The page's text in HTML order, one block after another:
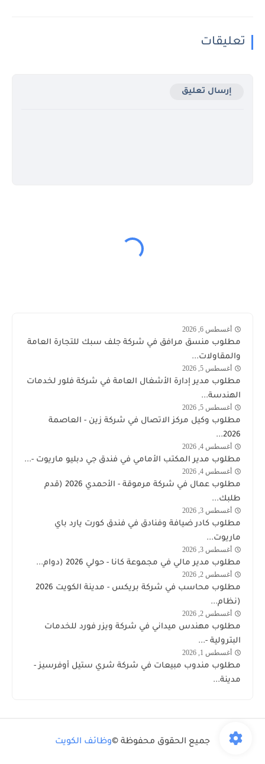
تعليقات
إرسال تعليق
وظائف
أغسطس 6, 2026
مطلوب منسق مرافق في شركة جلف سبك للتجارة العامة
والمقاولات...
وظائف
أغسطس 5, 2026
مطلوب مدير إدارة الأشغال العامة في شركة فلور لخدمات
الهندسة...
توظيف
أغسطس 5, 2026
مطلوب وكيل مركز الاتصال في شركة زين - العاصمة
2026...
وظائف
الكويت
اليوم
أغسطس 4, 2026
مطلوب مدير المكتب الأمامي في فندق جي دبليو ماريوت -...
الكويت
أغسطس 4, 2026
مطلوب عمال في شركة مرموقة - الأحمدي 2026 (قدم
طلبك...
وظائف
أغسطس 3, 2026
مطلوب كادر ضيافة وفنادق في فندق كورت يارد باي
ماريوت...
وظائف
الكويت
اليوم
أغسطس 3, 2026
مطلوب مدير مالي في مجموعة كانا - حولي 2026 (دوام...
وظائف
اليوم
أغسطس 2, 2026
مطلوب محاسب في شركة بريكس - مدينة الكويت 2026
(نظام...
شركة
أغسطس 2, 2026
مطلوب مهندس ميداني في شركة ويزر فورد للخدمات
البترولية -...
وظائف
أغسطس 1, 2026
مطلوب مندوب مبيعات في شركة شري ستيل أوفرسيز -
مدينة...
جميع الحقوق محفوظة ©وظائف الكويت